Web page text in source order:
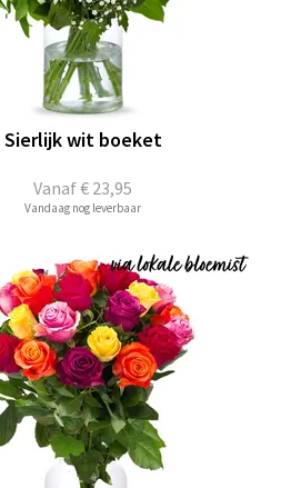
Vanaf€ 23,95
Sierlijk wit boeket
Vandaag nog leverbaar